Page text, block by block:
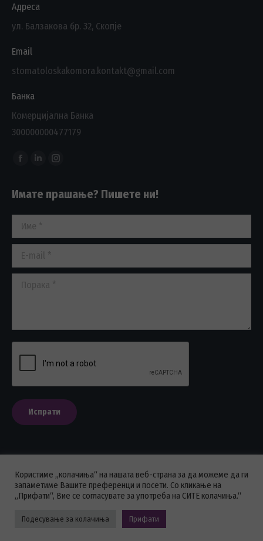
Адреса
ул. Балзакова бр. 32, Скопје
Email
stomatoloskakomora.kontakt@gmail.com
Банка
Комерцијална Банка
300000000477179
Find us on:
Facebook
opens
window
Linkedin
opens
window
Instagram
opens
window
Имате прашање? Пишете ни!
Испрати
ПОЛИТИКА НА ПРИВАТНОСТ
Стоматолошка комора на Македонија © 2026 - Сите права се
задржани.
Powered by GOHOST.mk
Користиме „колачиња“ на нашата веб-страна за да можеме да ги
запаметиме Вашите преференци и посети. Со кликање на
„Прифати“, Вие се согласувате за употреба на СИТЕ колачиња.“
Подесување за колачиња Прифати